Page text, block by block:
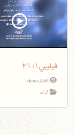
فيليبي١: ٢١
4165 views
آيات